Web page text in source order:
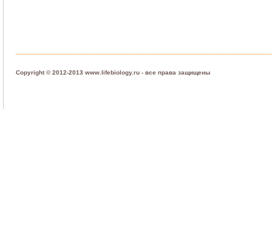
Copyright © 2012-2013 www.lifebiology.ru - все права защищены